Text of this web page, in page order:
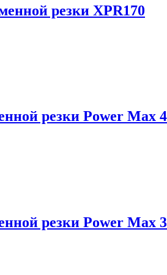
резки XPR170
резки Power Max
резки Power Max